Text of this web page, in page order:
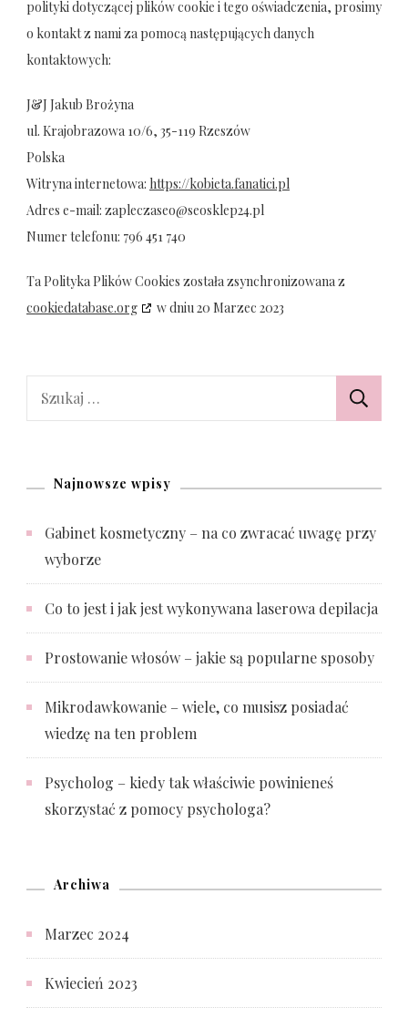
polityki dotyczącej plików cookie i tego oświadczenia, prosimy
o kontakt z nami za pomocą następujących danych
kontaktowych:
J&J Jakub Brożyna
ul. Krajobrazowa 10/6, 35-119 Rzeszów
Polska
Witryna internetowa: https://kobieta.fanatici.pl
Adres e-mail: lp.42pelksoes@oesazcelpaz
Numer telefonu: 796 451 740
Ta Polityka Plików Cookies została zsynchronizowana z
cookiedatabase.org
w dniu 20 Marzec 2023
Szukaj:
Najnowsze wpisy
Gabinet kosmetyczny – na co zwracać uwagę przy
wyborze
Co to jest i jak jest wykonywana laserowa depilacja
Prostowanie włosów – jakie są popularne sposoby
Mikrodawkowanie – wiele, co musisz posiadać
wiedzę na ten problem
Psycholog – kiedy tak właściwie powinieneś
skorzystać z pomocy psychologa?
Archiwa
Marzec 2024
Kwiecień 2023